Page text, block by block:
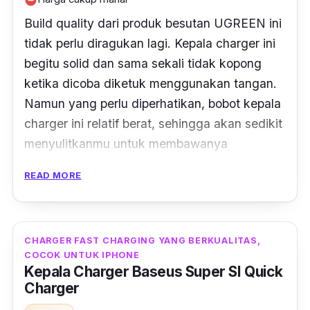
diketuk menggunakan tangan. Materialnya
sendiri terbuat dari polikarbonat (PC)
berkualitas yang tidak panas ketika dipakai
mengisi daya.
Build quality dari produk besutan UGREEN ini
tidak perlu diragukan lagi. Kepala charger ini
begitu solid dan sama sekali tidak kopong
ketika dicoba diketuk menggunakan tangan.
Namun yang perlu diperhatikan, bobot kepala
charger ini relatif berat, sehingga akan sedikit
menyulitkanmu untuk membawanya
Kompatibilitasnya juga sangat beragam,
terlebih dengan adanya empatportyang
terdiri dari tigaportUSBType-Cdan satu port
USBType-A. Untuk kecepatan
sendiri bervariasi. PortUSB Type-C 1 dan 2
bisa mencapai
READ MORE
CHARGER FAST CHARGING YANG BERKUALITAS,
COCOK UNTUK IPHONE
Kepala Charger Baseus Super SI Quick
Charger